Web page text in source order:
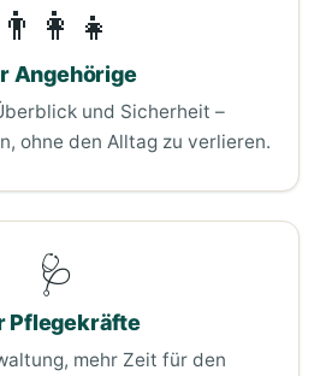
👨‍👩‍👧
Angehörige
und Sicherheit –
ohne den Alltag zu verlieren.
🩺
Pflegekräfte
mehr Zeit für den